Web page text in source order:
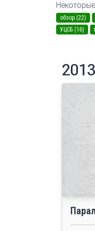
обзор (22)
УЦСБ (16)
2013